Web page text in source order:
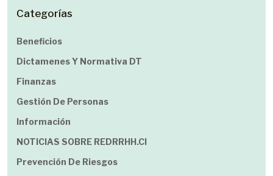
Categorías
Beneficios
Dictamenes Y Normativa DT
Finanzas
Gestión De Personas
Información
NOTICIAS SOBRE REDRRHH.cl
Prevención De Riesgos